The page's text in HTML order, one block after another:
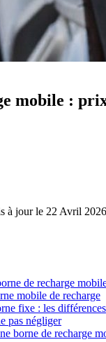
mobile :
à jour le 22 Avril 2026
de recharge
mobile de recharge
fixe : les différences
pas négliger
borne de recharge